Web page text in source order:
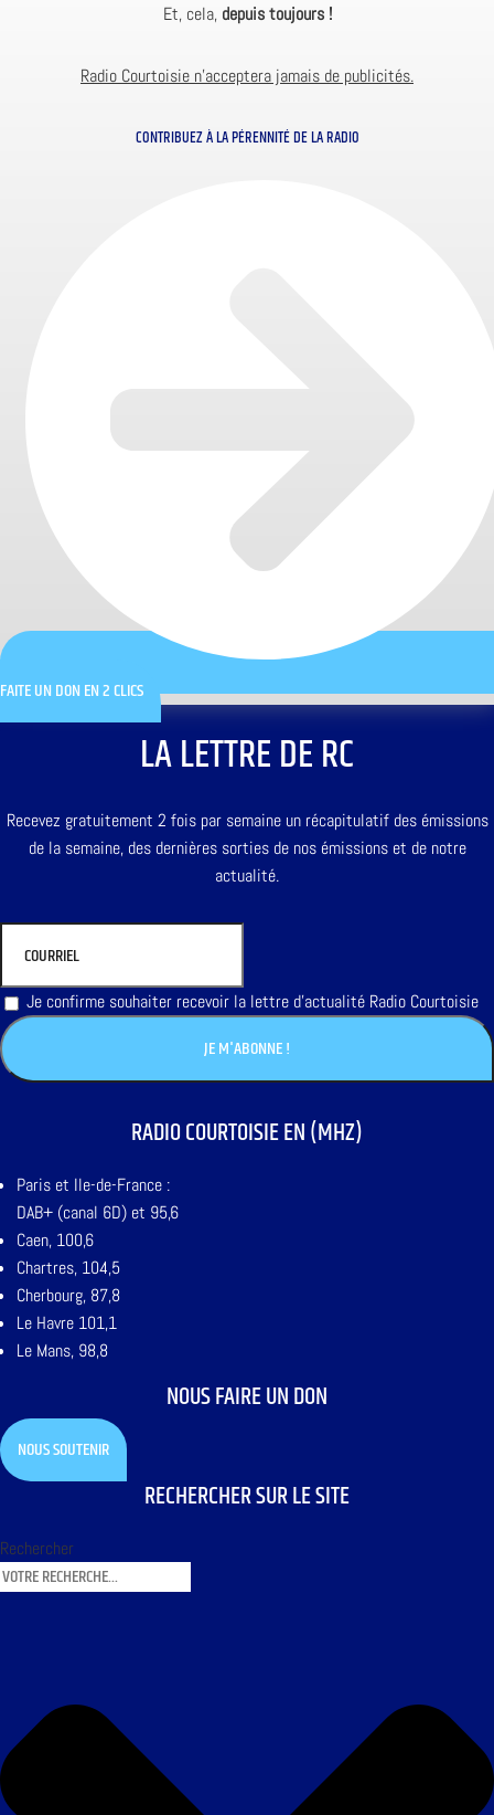
Et, cela, depuis toujours !
Radio Courtoisie n’acceptera jamais de publicités.
CONTRIBUEZ À LA PÉRENNITÉ DE LA RADIO
FAITE UN DON EN 2 CLICS
LA LETTRE DE RC
Recevez gratuitement 2 fois par semaine un récapitulatif des émissions
de la semaine, des dernières sorties de nos émissions et de notre
actualité.
Je confirme souhaiter recevoir la lettre d'actualité Radio Courtoisie
RADIO COURTOISIE EN (MHZ)
Paris et Ile-de-France :
DAB+ (canal 6D) et 95,6
Caen, 100,6
Chartres, 104,5
Cherbourg, 87,8
Le Havre 101,1
Le Mans, 98,8
NOUS FAIRE UN DON
NOUS SOUTENIR
RECHERCHER SUR LE SITE
Rechercher